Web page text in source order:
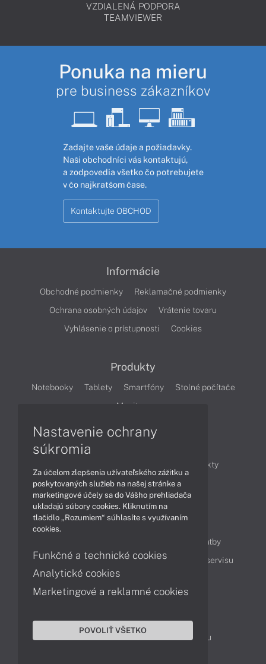
VZDIALENÁ PODPORA
TEAMVIEWER
Ponuka na mieru
pre business zákazníkov
Zadajte vaše údaje a požiadavky.
Naši obchodníci vás kontaktujú,
a zodpovedia všetko čo potrebujete
v čo najkratšom čase.
Kontaktujte OBCHOD
Informácie
Obchodné podmienky
Reklamačné podmienky
Ochrana osobných údajov
Vrátenie tovaru
Vyhlásenie o prístupnosti
Cookies
Produkty
Notebooky Tablety Smartfóny
Stolné počítače
Monitory
Produkty
Technológie
Videá
Obsah
Možnosti doručenia a platby
Podpora a servis
Servisné služby Cenník servisu
Kontakty
043 4224 771
Obchodné oddelenie
Reklamácia tovaru
Nastavenie ochrany
súkromia
Za účelom zlepšenia užívateľského zážitku a
poskytovaných služieb na našej stránke a
marketingové účely sa do Vášho prehliadača
ukladajú súbory cookies. Kliknutím na
tlačidlo „Rozumiem“ súhlasíte s využívaním
cookies.
Funkčné a technické cookies
Analytické cookies
Marketingové a reklamné cookies
POVOLIŤ VŠETKO